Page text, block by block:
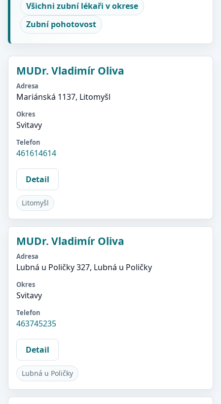
Všichni zubní lékaři v okrese
Zubní pohotovost
MUDr. Vladimír Oliva
Adresa
Mariánská 1137, Litomyšl
Okres
Svitavy
Telefon
461614614
Detail
Litomyšl
MUDr. Vladimír Oliva
Adresa
Lubná u Poličky 327, Lubná u Poličky
Okres
Svitavy
Telefon
463745235
Detail
Lubná u Poličky